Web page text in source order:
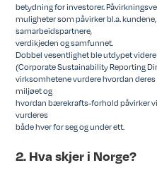
betydning for investorer.
muligheter som påvirker bl.a.
samarbeidspartnere,
verdikjeden og samfunnet.
Dobbel vesentlighet ble utdypet
(Corporate Sustainability Reporting
virksomhetene vurdere hvordan
miljøet og
hvordan bærekrafts-forhold påvirker
vurderes
både hver for seg og under ett.
2. Hva skjer i Norge?